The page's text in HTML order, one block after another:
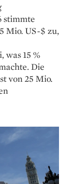
stimmte
Mio. US-$ zu,
was 15 %
Die
von 25 Mio.